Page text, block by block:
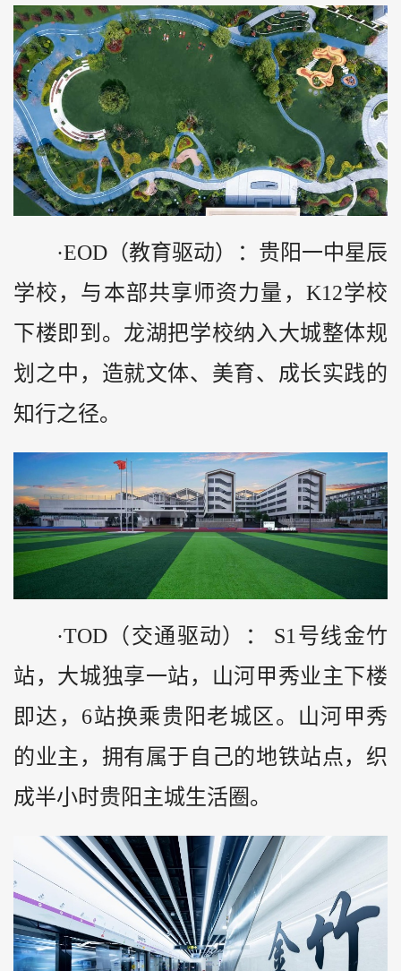
·EOD（教育驱动）：贵阳一中星辰
学校，与本部共享师资力量，K12学校
下楼即到。龙湖把学校纳入大城整体规
划之中，造就文体、美育、成长实践的
知行之径。
·TOD（交通驱动）： S1号线金竹
站，大城独享一站，山河甲秀业主下楼
即达，6站换乘贵阳老城区。山河甲秀
的业主，拥有属于自己的地铁站点，织
成半小时贵阳主城生活圈。